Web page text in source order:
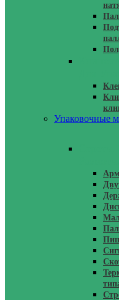
Упаковочные